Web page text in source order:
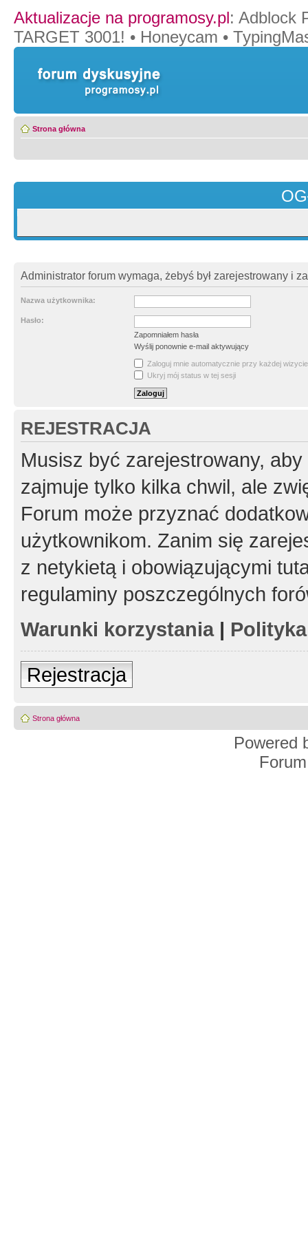
Aktualizacje na programosy.pl: Adblock
TARGET 3001! • Honeycam •
Strona główna
Administrator forum wymaga, żebyś był zarejestrowany i
Nazwa użytkownika:
Hasło:
Zapomniałem hasła
Wyślij ponownie e-mail aktywujący
Zaloguj mnie automatycznie przy każdej wizycie
Ukryj mój status w tej sesji
REJESTRACJA
Musisz być zarejestrowany,
zajmuje tylko kilka chwil, ale
Forum może przyznać
użytkownikom. Zanim się
z netykietą i obowiązującymi
regulaminy poszczególnych
Warunki korzystania|
Rejestracja
Strona główna
Powered